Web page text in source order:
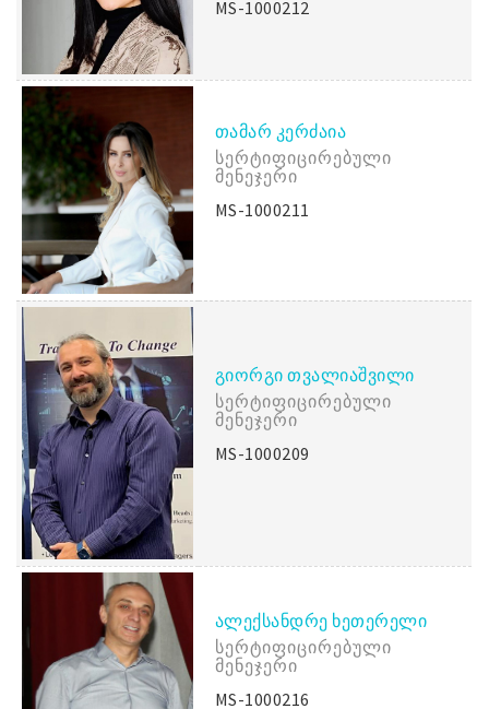
MS-1000212
ᲗᲐᲛᲐᲠ ᲙᲔᲠᲫᲐᲘᲐ
Სერტიფიცირებული
Მენეჯერი
MS-1000211
ᲒᲘᲝᲠᲒᲘ ᲗᲕᲐᲚᲘᲐᲨᲕᲘᲚᲘ
Სერტიფიცირებული
Მენეჯერი
MS-1000209
ᲐᲚᲔᲥᲡᲐᲜᲓᲠᲔ ᲮᲔᲗᲔᲠᲔᲚᲘ
Სერტიფიცირებული
Მენეჯერი
MS-1000216